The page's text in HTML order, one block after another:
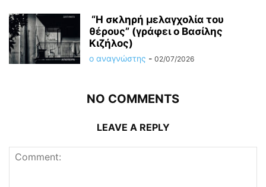
“Η σκληρή μελαγχολία του
θέρους” (γράφει ο Βασίλης
Κιζήλος)
ο αναγνώστης - 02/07/2026
NO COMMENTS
LEAVE A REPLY